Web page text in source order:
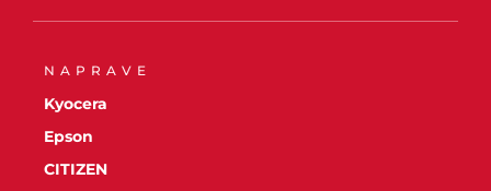
NAPRAVE
Kyocera
Epson
CITIZEN